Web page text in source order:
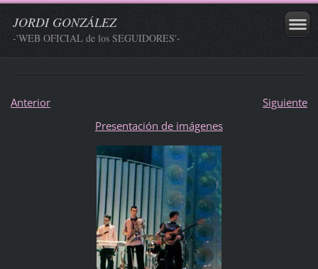
JORDI GONZÁLEZ
-'WEB OFICIAL de los SEGUIDORES'-
Anterior
Siguiente
Presentación de imágenes